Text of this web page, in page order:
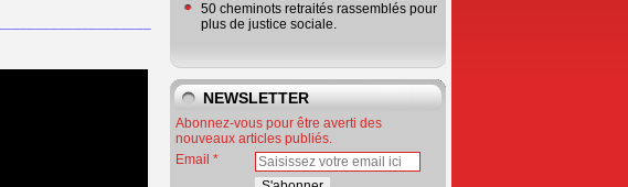
50 cheminots retraités rassemblés pour
plus de justice sociale.
NEWSLETTER
Abonnez-vous pour être averti des
nouveaux articles publiés.
Email